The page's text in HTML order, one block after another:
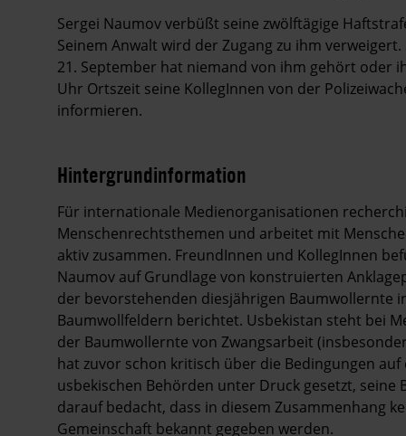
Sergei Naumov verbüßt seine zwölftägige
Seinem Anwalt wird der Zugang zu ihm
21. September hat niemand von ihm gehört oder
Uhr Ortszeit seine KollegInnen von der
informieren.
Hintergrundinformation
Hintergrund
Für internationale Medienorganisationen
Menschenrechtsthemen und arbeitet mit
aktiv zusammen. FreundInnen und KollegInnen
Naumov auf Grundlage von konstruierten
der bevorstehenden diesjährigen Baumwollernte
Baumwollfeldern berichtet. Usbekistan steht bei
der Baumwollernte von Zwangsarbeit
hat zuvor schon kritisch über die Bedingungen
usbekischen Behörden unter Druck gesetzt,
darauf bedacht, dass in diesem Zusammenhang
Gemeinschaft bekannt gegeben werden.